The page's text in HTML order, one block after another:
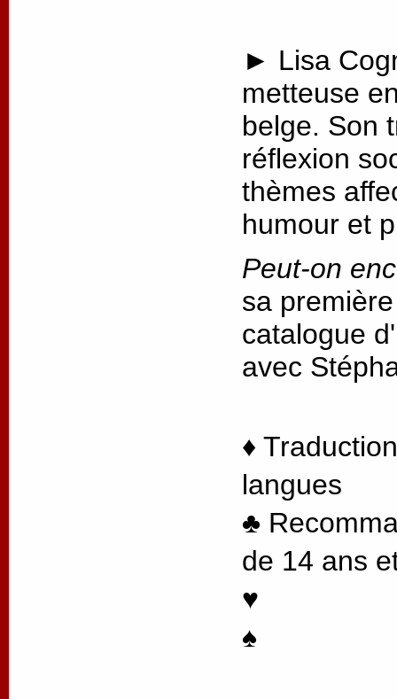
► Lisa
metteuse
belge. Son
réflexion
thèmes
humour et
Peut-on
sa
catalogue
avec
♦
langues
♣
de 14 ans
♥
♠